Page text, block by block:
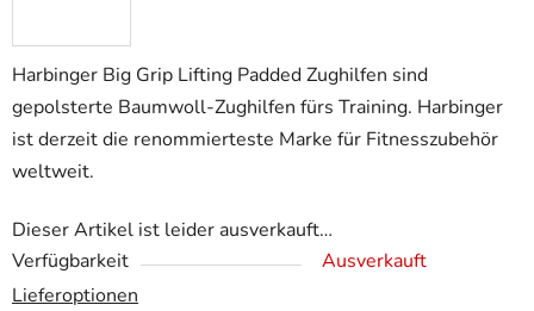
Harbinger Big Grip Lifting Padded Zughilfen sind
gepolsterte Baumwoll-Zughilfen fürs Training. Harbinger
ist derzeit die renommierteste Marke für Fitnesszubehör
weltweit.
Dieser Artikel ist leider ausverkauft…
Verfügbarkeit
Ausverkauft
Lieferoptionen